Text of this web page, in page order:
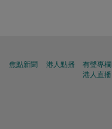
焦點新聞 港人點播
有聲專欄
港人直播